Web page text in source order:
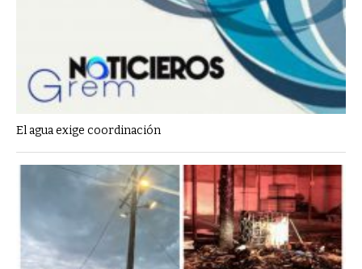
El agua exige coordinación